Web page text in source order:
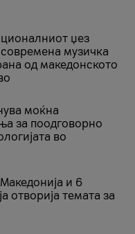
џез
музичка
од македонското
моќна
за поодговорно
во
и 6
отворија темата за